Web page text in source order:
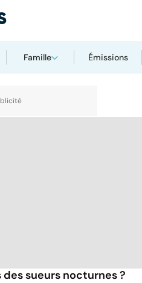
Famille Émissions
sueurs nocturnes ?